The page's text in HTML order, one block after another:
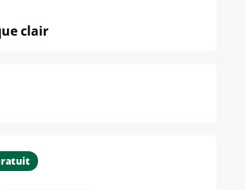
clair